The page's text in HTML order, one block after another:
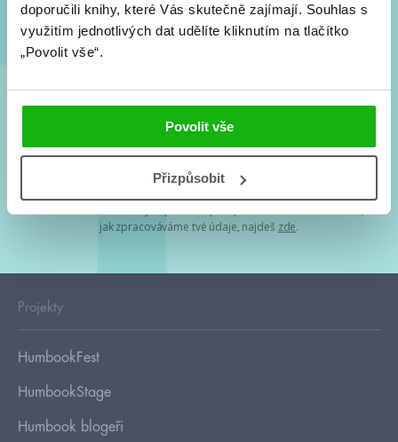
doporučili knihy, které Vás skutečně zajímají. Souhlas s
využitím jednotlivých dat udělíte kliknutím na tlačítko
„Povolit vše“.
Povolit vše
Přizpůsobit
Souhlasím spodmínkami zpracování osobních údajů
Tvá e-mailová adresa je u nás v bezpečí. Přečti si
jak zpracováváme tvé údaje, najdeš zde.
Projekty
HumbookFest
HumbookStage
Humbook blogeři